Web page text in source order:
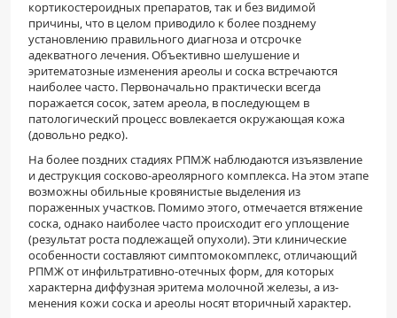
кортикостероидных препара­тов, так и без видимой
причины, что в целом приво­дило к более позднему
установлению правильного диагноза и отсрочке
адекватного лечения. Объек­тивно шелушение и
эритематозные изменения аре­олы и соска встречаются
наиболее часто. Первона­чально практически всегда
поражается сосок, затем ареола, в последующем в
патологический процесс вовлекается окружающая кожа
(довольно редко).
На более поздних стадиях РПМЖ наблюда­ются изъязвление
и деструкция сосково-ареолярного комплекса. На этом этапе
возможны обиль­ные кровянистые выделения из
пораженных уча­стков. Помимо этого, отмечается втяжение
соска, однако наиболее часто происходит его уплощение
(результат роста подлежащей опухоли). Эти клинические
особенности составляют симптомокомплекс, отличающий
РПМЖ от инфильтративно-отечных форм, для которых
харак­терна диффузная эритема молочной железы, а из­
менения кожи соска и ареолы носят вторичный характер.